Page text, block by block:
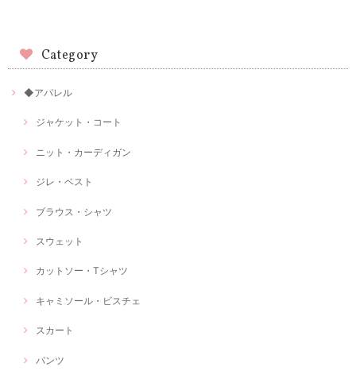
Category
◆アパレル
ジャケット・コート
ニット・カーディガン
ジレ・ベスト
ブラウス・シャツ
スウェット
カットソー・Tシャツ
キャミソール・ビスチェ
スカート
パンツ